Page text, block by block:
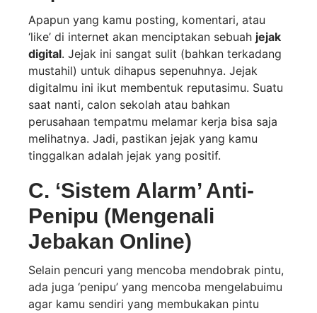
Apapun yang kamu posting, komentari, atau
‘like’ di internet akan menciptakan sebuah jejak
digital. Jejak ini sangat sulit (bahkan terkadang
mustahil) untuk dihapus sepenuhnya. Jejak
digitalmu ini ikut membentuk reputasimu. Suatu
saat nanti, calon sekolah atau bahkan
perusahaan tempatmu melamar kerja bisa saja
melihatnya. Jadi, pastikan jejak yang kamu
tinggalkan adalah jejak yang positif.
C. ‘Sistem Alarm’ Anti-
Penipu (Mengenali
Jebakan Online)
Selain pencuri yang mencoba mendobrak pintu,
ada juga ‘penipu’ yang mencoba mengelabuimu
agar kamu sendiri yang membukakan pintu